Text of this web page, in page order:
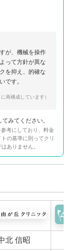
が、機械を操作
って方針が異な
を抑え、的確な
再構成しています）
みてください。
考にしており、料金
の基準に則ってクリ
ありません。
北 信昭